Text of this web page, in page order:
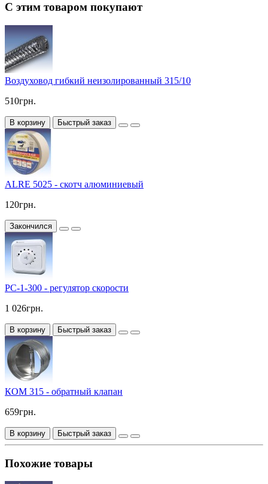
С этим товаром покупают
Воздуховод гибкий неизолированный 315/10
510грн.
В корзину Быстрый заказ
ALRE 5025 - скотч алюминиевый
120грн.
Закончился
РС-1-300 - регулятор скорости
1 026грн.
В корзину Быстрый заказ
КОМ 315 - обратный клапан
659грн.
В корзину Быстрый заказ
Похожие товары